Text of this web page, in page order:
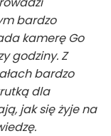
bardzo
kamerę Go
godziny. Z
bardzo
dla
jak się żyje na